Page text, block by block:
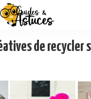
de recycler